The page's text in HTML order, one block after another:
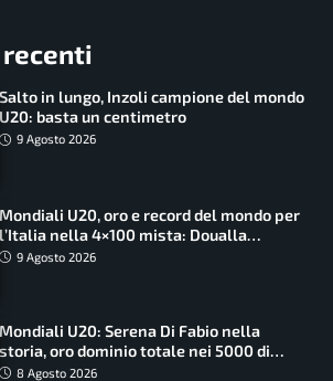
Salto in lungo, Inzoli campione del mondo
U20: basta un centimetro
9 Agosto 2026
Mondiali U20, oro e record del mondo per
l’Italia nella 4×100 mista: Doualla
straordinaria
9 Agosto 2026
Mondiali U20: Serena Di Fabio nella
storia, oro dominio totale nei 5000 di
marcia
8 Agosto 2026